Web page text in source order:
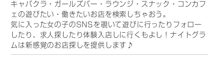
キャバクラ・ガールズバー・ラウンジ・スナック・コンカフ
ェの遊びたい・働きたいお店を検索しちゃおう。
気に入った女の子のSNSを覗いて遊びに行ったりフォロー
したり、求人探したり体験入店しに行くもよし！ナイトグラ
ムは新感覚のお店探しを提供します♪